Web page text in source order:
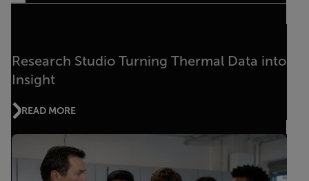
Research Studio Turning Thermal Data into
Insight
READ MORE